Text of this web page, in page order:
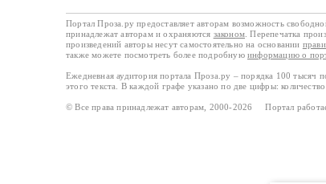
Портал Проза.ру предоставляет авторам возможность
принадлежат авторам и охраняются законом . Перепечатка
произведений авторы несут самостоятельно на основании
также можете посмотреть более подробную информацию о
Ежедневная аудитория портала Проза.ру – порядка 100 тысяч
этого текста. В каждой графе указано по две цифры:
© Все права принадлежат авторам, 2000-2026 Портал